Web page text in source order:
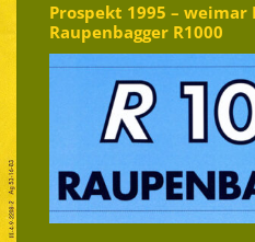
Prospekt 1995 – weimar
Raupenbagger R1000